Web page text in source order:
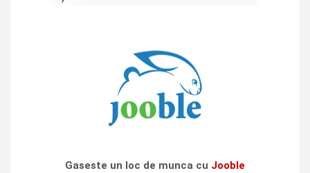
Gaseste un loc de munca cu Jooble